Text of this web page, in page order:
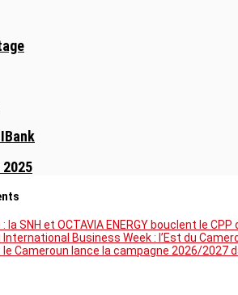
2025
la SNH et OCTAVIA ENERGY bouclent le
International Business Week : l’Est du
le Cameroun lance la campagne 2026/2027